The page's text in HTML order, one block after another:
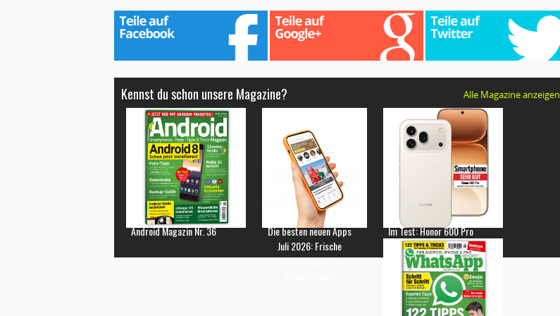
Kennst du schon unsere Magazine? Alle Magazine anzeigen
Android Magazin Nr. 36
Die besten neuen Apps
Juli 2026: Frische
Empfehlungen für
Im Test: Honor 600 Pro